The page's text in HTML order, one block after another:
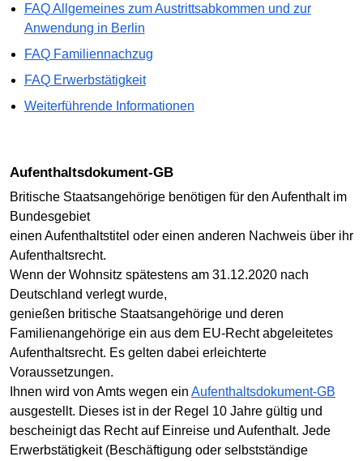
FAQ Allgemeines zum Austrittsabkommen und zur
Anwendung in Berlin
FAQ Familiennachzug
FAQ Erwerbstätigkeit
Weiterführende Informationen
Aufenthaltsdokument-GB
Britische Staatsangehörige benötigen für den Aufenthalt im
Bundesgebiet
einen Aufenthaltstitel oder einen anderen Nachweis über ihr
Aufenthaltsrecht.
Wenn der Wohnsitz spätestens am 31.12.2020 nach
Deutschland verlegt wurde,
genießen britische Staatsangehörige und deren
Familienangehörige ein aus dem EU-Recht abgeleitetes
Aufenthaltsrecht. Es gelten dabei erleichterte
Voraussetzungen.
Ihnen wird von Amts wegen ein Aufenthaltsdokument-GB
ausgestellt. Dieses ist in der Regel 10 Jahre gültig und
bescheinigt das Recht auf Einreise und Aufenthalt. Jede
Erwerbstätigkeit (Beschäftigung oder selbstständige